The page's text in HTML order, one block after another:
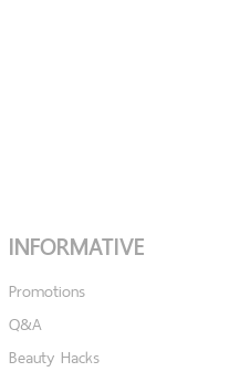
INFORMATIVE
Promotions
Q&A
Beauty Hacks